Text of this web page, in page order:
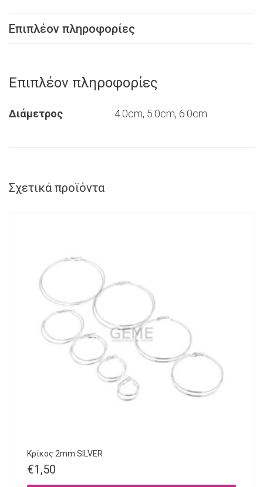
Επιπλέον πληροφορίες
Επιπλέον πληροφορίες
Διάμετρος 4.0cm, 5.0cm, 6.0cm
Σχετικά προϊόντα
Κρίκος 2mm SILVER
€1,50